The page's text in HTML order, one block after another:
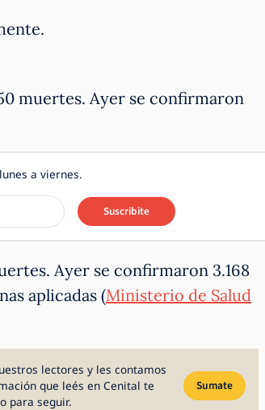
muertes. Ayer se confirmaron
a viernes.
Suscribite
Ayer se confirmaron 3.168
aplicadas (Ministerio de Salud
lectores y les contamos
que leés en Cenital te
para seguir.
Sumate